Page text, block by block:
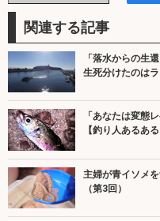
関連する記事
「落水からの生
生死分けたのは
「あなたは変態
【釣り人あるある
主婦が青イソメ
（第3回）